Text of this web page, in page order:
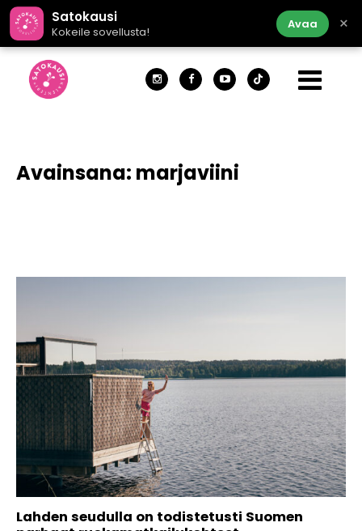
Satokausi
Kokeile sovellusta!
Avaa ×
Avainsana: marjaviini
Lahden seudulla on todistetusti Suomen